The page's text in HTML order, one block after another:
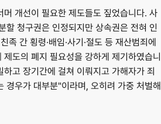
개선이 필요한 제도들도 짚었습니다. 사
할 청구권은 인정되지만 상속권은 전혀 인
족 간 횡령·배임·사기·절도 등 재산범죄에
도의 폐지 필요성을 강하게 제기하였습니
고 장기간에 걸쳐 이뤄지고 가해자가 죄
경우가 대부분"이라며, 오히려 가중 처벌해